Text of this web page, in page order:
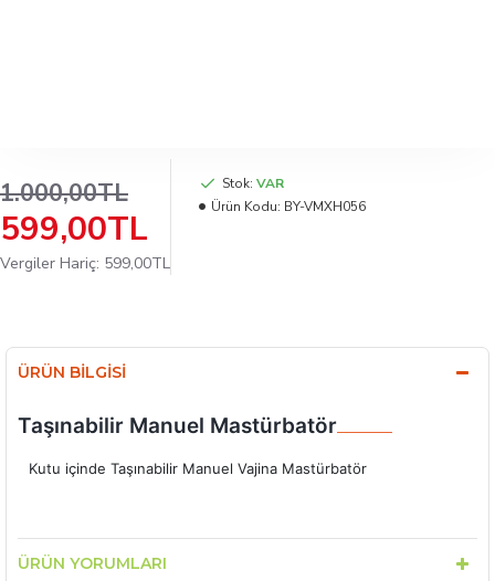
599,00TL
1.000,00TL
Vergiler Hariç: 599,00TL
Stok: VAR
Ürün Kodu: BY-VMXH056
ÜRÜN BILGISI
Taşınabilir Manuel Mastürbatör
Kutu içinde Taşınabilir Manuel Vajina Mastürbatör
ÜRÜN YORUMLARI